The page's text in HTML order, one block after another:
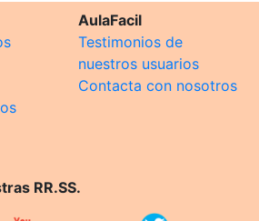
AulaFacil
Testimonios de
nuestros usuarios
Contacta con nosotros
RR.SS.